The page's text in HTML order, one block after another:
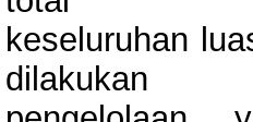
keseluruhan
dilakukan